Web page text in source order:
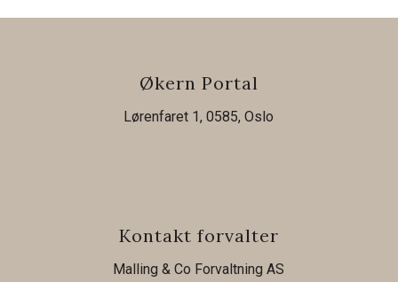
Økern Portal
Lørenfaret 1, 0585, Oslo
Kontakt forvalter
Malling & Co Forvaltning AS